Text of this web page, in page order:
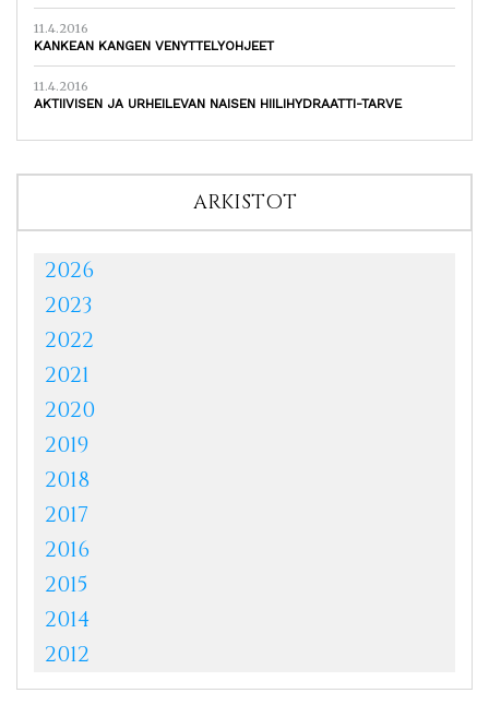
11.4.2016
KANKEAN KANGEN VENYTTELYOHJEET
11.4.2016
AKTIIVISEN JA URHEILEVAN NAISEN HIILIHYDRAATTI-TARVE
ARKISTOT
2026
2023
2022
2021
2020
2019
2018
2017
2016
2015
2014
2012